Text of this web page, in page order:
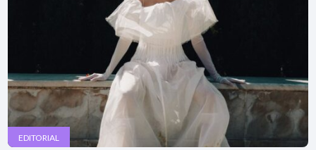
EDITORIAL